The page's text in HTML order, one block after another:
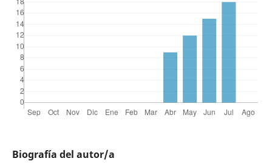
Biografía del autor/a